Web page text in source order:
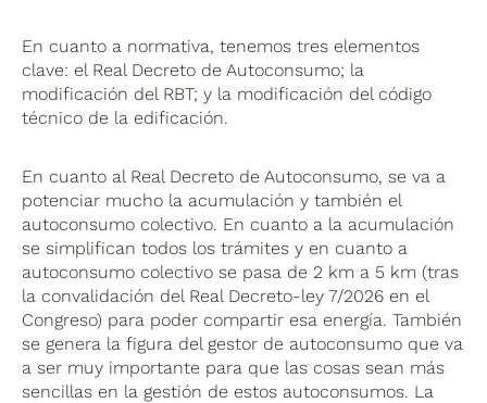
En cuanto a normativa, tenemos tres elementos
clave: el Real Decreto de Autoconsumo; la
modificación del RBT; y la modificación del código
técnico de la edificación.
En cuanto al Real Decreto de Autoconsumo, se va a
potenciar mucho la acumulación y también el
autoconsumo colectivo. En cuanto a la acumulación
se simplifican todos los trámites y en cuanto a
autoconsumo colectivo se pasa de 2 km a 5 km (tras
la convalidación del Real Decreto-ley 7/2026 en el
Congreso) para poder compartir esa energía. También
se genera la figura del gestor de autoconsumo que va
a ser muy importante para que las cosas sean más
sencillas en la gestión de estos autoconsumos. La